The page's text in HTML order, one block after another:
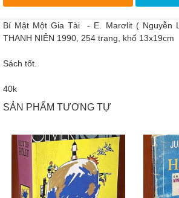
Bí Mật Một Gia Tài - E. Marơlit ( Nguyễn
THANH NIÊN 1990, 254 trang, khổ 13x19cm
Sách tốt.
40k
SẢN PHẨM TƯƠNG TỰ